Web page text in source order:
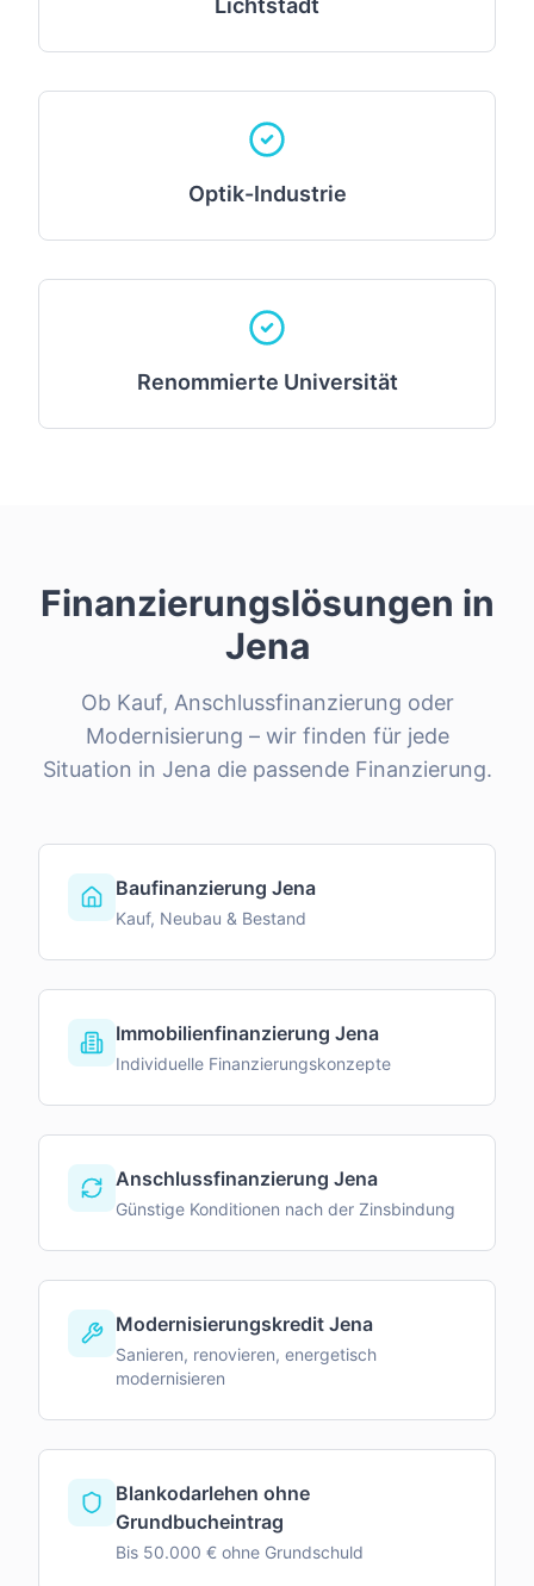
Lichtstadt
Optik-Industrie
Renommierte Universität
Finanzierungslösungen in
Jena
Ob Kauf, Anschlussfinanzierung oder
Modernisierung – wir finden für jede
Situation in Jena die passende Finanzierung.
Baufinanzierung Jena
Kauf, Neubau & Bestand
Immobilienfinanzierung Jena
Individuelle Finanzierungskonzepte
Anschlussfinanzierung Jena
Günstige Konditionen nach der Zinsbindung
Modernisierungskredit Jena
Sanieren, renovieren, energetisch
modernisieren
Blankodarlehen ohne
Grundbucheintrag
Bis 50.000 € ohne Grundschuld